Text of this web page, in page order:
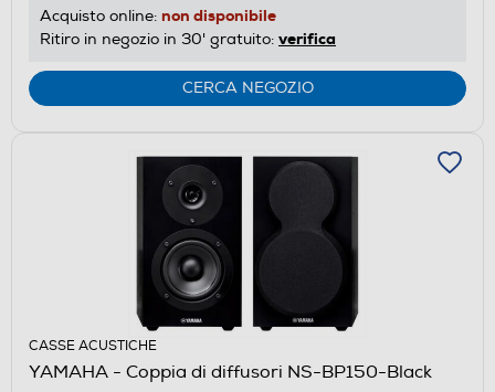
Acquisto online: non disponibile
Ritiro in negozio in 30' gratuito: verifica
CERCA NEGOZIO
CASSE ACUSTICHE
YAMAHA - Coppia di diffusori NS-BP150-Black